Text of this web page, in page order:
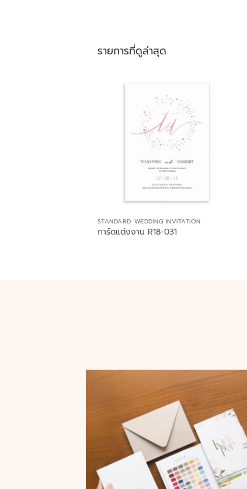
รายการที่ดูล่าสุด
STANDARD WEDDING INVITATION
การ์ดแต่งงาน R18-031